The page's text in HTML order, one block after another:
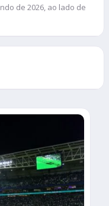
de 2026, ao lado de